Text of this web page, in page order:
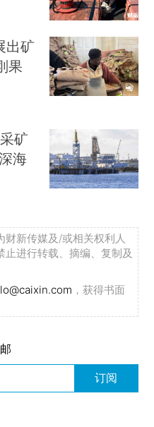
出矿
果
矿
海
新传媒及/或相关权利人
进行转载、摘编、复制及
，获得书面
订阅